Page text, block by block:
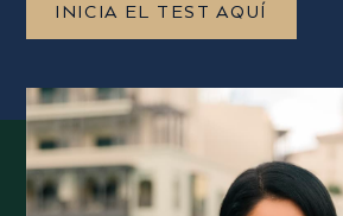
INICIA EL TEST AQUÍ